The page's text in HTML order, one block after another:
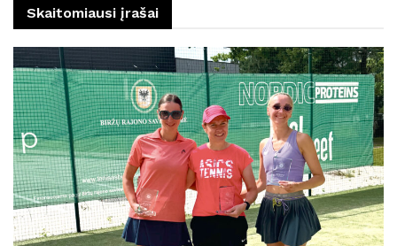
Skaitomiausi įrašai